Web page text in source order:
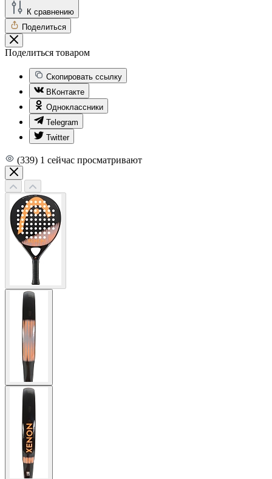
К сравнению
Поделиться
Поделиться товаром
Скопировать ссылку
ВКонтакте
Одноклассники
Telegram
Twitter
(339) 1 сейчас просматривают